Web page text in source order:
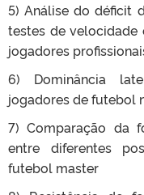
5) Análise do déficit
testes de
jogadores
6) Dominância
jogadores de futebol
7) Comparação da
entre diferentes
futebol master